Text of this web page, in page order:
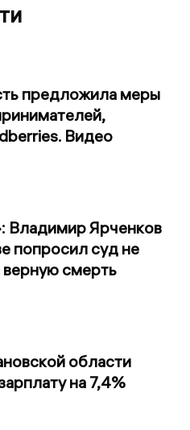
предложила меры
Видео
Владимир Ярченков
попросил суд не
верную смерть
области
на 7,4%